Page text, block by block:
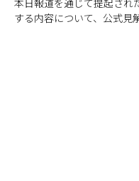
する内容について、公式見